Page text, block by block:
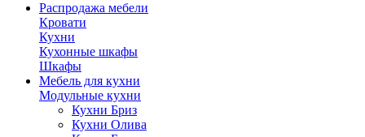
Распродажа мебели
Кровати
Кухни
Кухонные шкафы
Шкафы
Мебель для кухни
Модульные кухни
Кухни Бриз
Кухни Олива